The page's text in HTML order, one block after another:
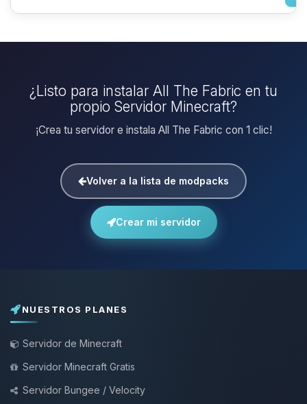
¿Listo para instalar All The Fabric en tu
propio Servidor Minecraft?
¡Crea tu servidor e instala All The Fabric con 1 clic!
Volver a la lista de modpacks
Crear mi servidor
NUESTROS PLANES
Servidor de Minecraft
Servidor Minecraft Gratis
Servidor Bungee / Velocity